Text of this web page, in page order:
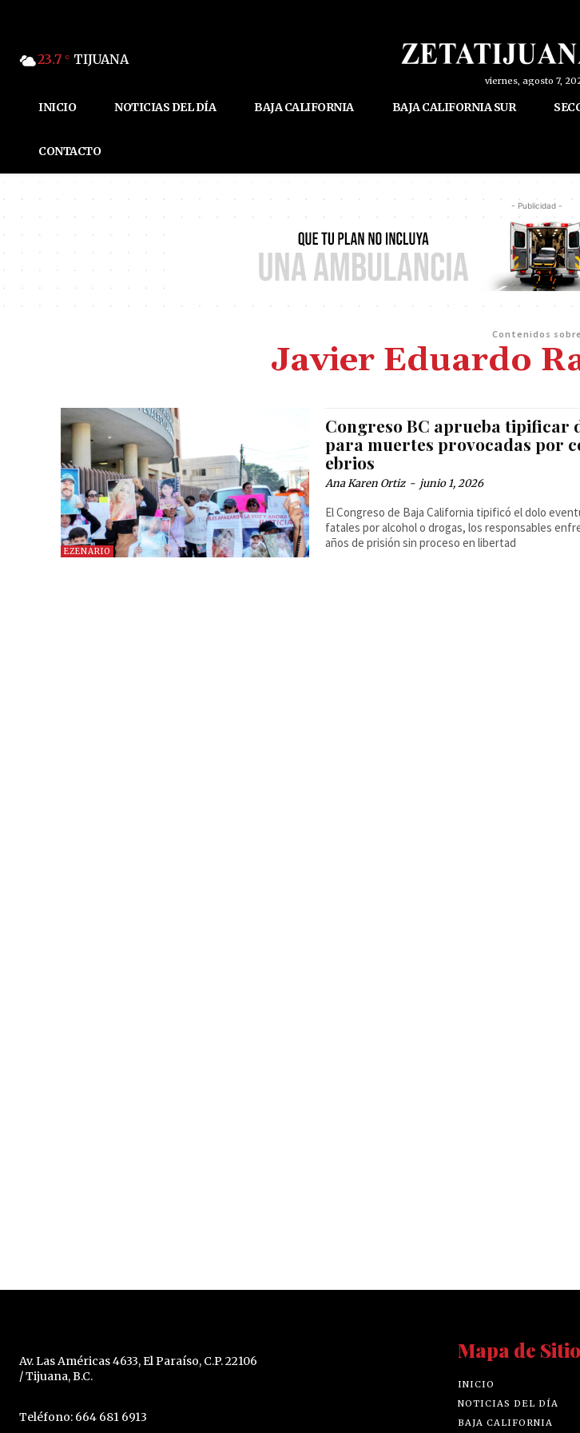
23.7 C TIJUANA
viernes, agosto 7,
INICIO NOTICIAS DEL DÍA BAJA CALIFORNIA BAJA CALIFORNIA SUR
CONTACTO
- Publicidad -
Contenidos sobre
Javier Eduardo
EZENARIO
Congreso BC aprueba tipificar
para muertes provocadas por
ebrios
Ana Karen Ortiz - junio 1, 2026
El Congreso de Baja California tipificó el dolo
fatales por alcohol o drogas, los responsables
años de prisión sin proceso en libertad
Av. Las Américas 4633, El Paraíso, C.P. 22106
/ Tijuana, B.C.
Teléfono: 664 681 6913
Mapa de Sitio
INICIO
NOTICIAS DEL DÍA
BAJA CALIFORNIA